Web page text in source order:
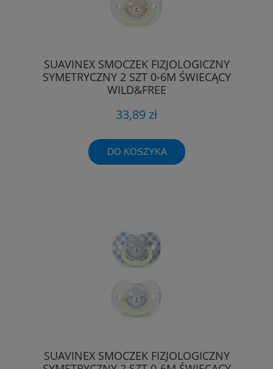
SUAVINEX SMOCZEK FIZJOLOGICZNY
SYMETRYCZNY 2 SZT 0-6M ŚWIECĄCY
WILD&FREE
33,89 zł
DO KOSZYKA
SUAVINEX SMOCZEK FIZJOLOGICZNY